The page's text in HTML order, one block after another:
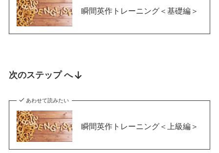
瞬間英作トレーニング＜基礎編＞
次のステップ へ
あわせて読みたい
瞬間英作トレーニング＜上級編＞